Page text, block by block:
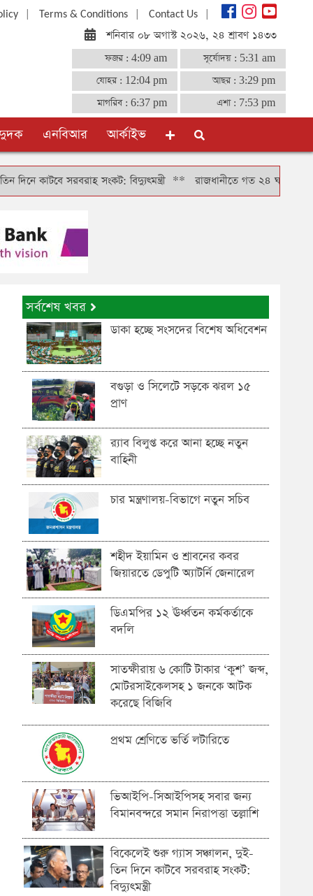
| Terms & Conditions| Contact Us|
শনিবার ০৮ অগাস্ট ২০২৬, ২৪ শ্রাবণ ১৪৩৩
ফজর : 4:09 am সূর্যোদয় : 5:31 am
যোহর : 12:04 pm আছর : 3:29 pm
মাগরিব : 6:37 pm এশা : 7:53 pm
এনবিআর আর্কাইভ
সংকট: বিদ্যুৎমন্ত্রী**রাজধানীতে গত ২৪ ঘণ্টায় গ্রেফতার ৪৬৬,
সর্বশেষ খবর
ডাকা হচ্ছে সংসদের বিশেষ অধিবেশন
বগুড়া ও সিলেটে সড়কে ঝরল ১৫
প্রাণ
র‍্যাব বিলুপ্ত করে আনা হচ্ছে নতুন
বাহিনী
চার মন্ত্রণালয়-বিভাগে নতুন সচিব
শহীদ ইয়ামিন ও শ্রাবনের কবর
জিয়ারতে ডেপুটি অ্যাটর্নি জেনারেল
ডিএমপির ১২ ঊর্ধ্বতন কর্মকর্তাকে
বদলি
সাতক্ষীরায় ৬ কোটি টাকার ‘কুশ’ জব্দ,
মোটরসাইকেলসহ ১ জনকে আটক
করেছে বিজিবি
প্রথম শ্রেণিতে ভর্তি লটারিতে
ভিআইপি-সিআইপিসহ সবার জন্য
বিমানবন্দরে সমান নিরাপত্তা তল্লাশি
বিকেলেই শুরু গ্যাস সঞ্চালন, দুই-
তিন দিনে কাটবে সরবরাহ সংকট:
বিদ্যুৎমন্ত্রী